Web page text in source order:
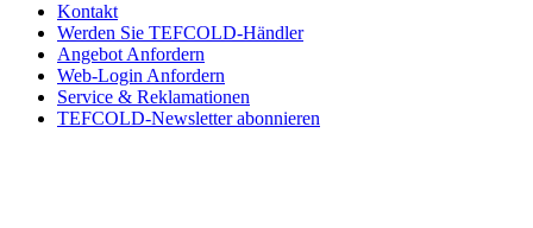
Kontakt
Werden Sie TEFCOLD-Händler
Angebot Anfordern
Web-Login Anfordern
Service & Reklamationen
TEFCOLD-Newsletter abonnieren